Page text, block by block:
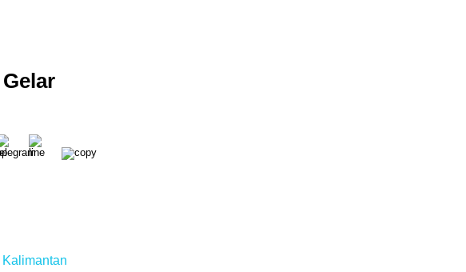
Kalimantan